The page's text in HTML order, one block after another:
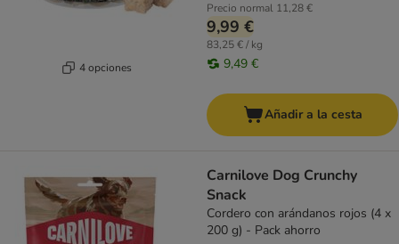
4 opciones
Precio normal 11,28 €
9,99 €
83,25 € / kg
9,49 €
Añadir a la cesta
Carnilove Dog Crunchy
Snack
Cordero con arándanos rojos (4 x
200 g) - Pack ahorro